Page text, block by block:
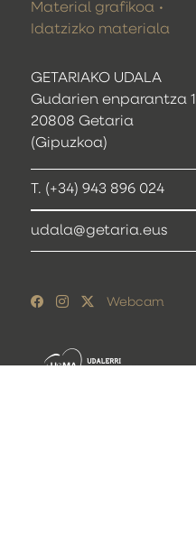
GETARIAKO UDALA
Gudarien enparantza 1
20808 Getaria
(Gipuzkoa)
T. (+34) 943 896 024
udala@getaria.eus
Material grafikoa
Idatzizko materiala
Webcam